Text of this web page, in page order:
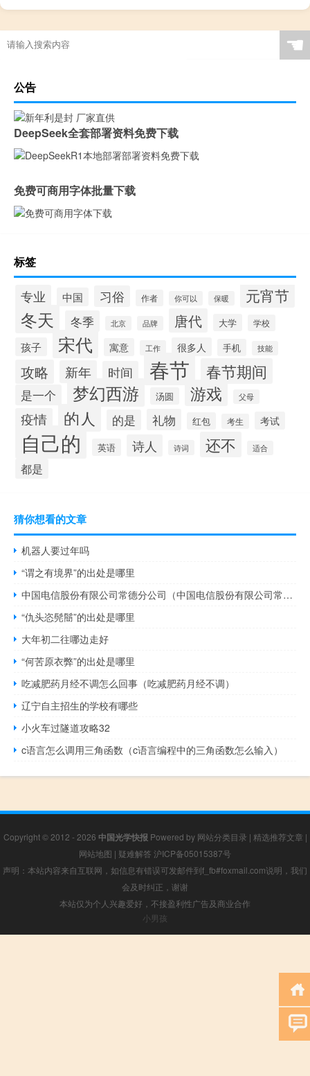
☚
公告
DeepSeek全套部署资料免费下载
免费可商用字体批量下载
标签
专业 中国 习俗 作者 你可以 保暖 元宵节
冬天 冬季 北京 品牌 唐代 大学 学校
孩子 宋代 寓意 工作 很多人 手机 技能
攻略 新年 时间 春节 春节期间
是一个 梦幻西游 汤圆 游戏 父母
疫情 的人 的是 礼物 红包 考生 考试
自己的 英语 诗人 诗词 还不 适合
都是
猜你想看的文章
机器人要过年吗
“谓之有境界”的出处是哪里
中国电信股份有限公司常德分公司（中国电信股份有限公司常德分公司简介）
“仇头恣髡鬝”的出处是哪里
大年初二往哪边走好
“何苦原衣弊”的出处是哪里
吃减肥药月经不调怎么回事（吃减肥药月经不调）
辽宁自主招生的学校有哪些
小火车过隧道攻略32
c语言怎么调用三角函数（c语言编程中的三角函数怎么输入）
Copyright © 2012 - 2026 中国光学快报 Powered by 网站分类目录 | 精选推荐文章 |
网站地图 | 疑难解答 沪ICP备05015387号
声明：本站内容来自互联网，如信息有错误可发邮件到f_fb#foxmail.com说明，我们
会及时纠正，谢谢
本站仅为个人兴趣爱好，不接盈利性广告及商业合作
小男孩